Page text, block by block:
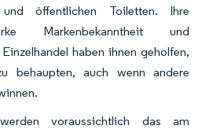
öffentlichen Toiletten. Ihre
Markenbekanntheit und
haben ihnen geholfen,
behaupten, auch wenn andere
voraussichtlich das am